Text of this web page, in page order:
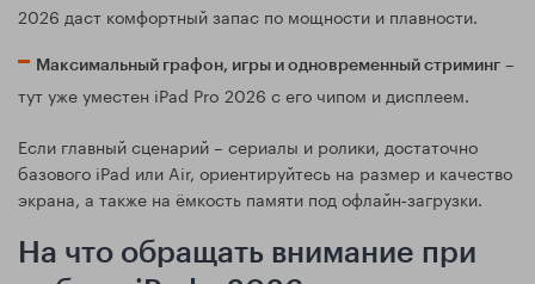
2026 даст комфортный запас по мощности и плавности.
Максимальный графон, игры и одновременный стриминг –
тут уже уместен iPad Pro 2026 с его чипом и дисплеем.
Если главный сценарий – сериалы и ролики, достаточно
базового iPad или Air, ориентируйтесь на размер и качество
экрана, а также на ёмкость памяти под офлайн‑загрузки.
На что обращать внимание при